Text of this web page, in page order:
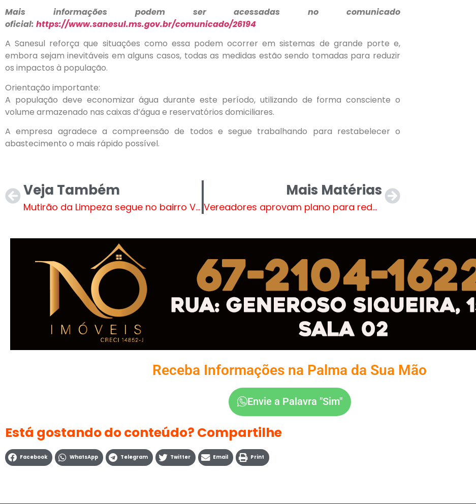
Mais informações podem ser acessadas no comunicado
oficial: https://www.sanesul.ms.gov.br/comunicado/26194
A Sanesul reforça que situações como essa podem ocorrer em sistemas de grande porte e,
embora sejam inevitáveis em alguns casos, todas as medidas estão sendo tomadas para reduzir
os impactos à população.
Orientação importante:
A população deve economizar água durante este período, utilizando de forma consciente o
volume armazenado nas caixas d’água e reservatórios domiciliares.
A empresa agradece a compreensão de todos e segue trabalhando para restabelecer o
abastecimento o mais rápido possível.
Veja Também
Mutirão da Limpeza segue no bairro Vila Alegre até o dia 11 de maio
Mais Matérias
Vereadores aprovam plano para reduzir déficit previdenciário e lei de proteção às abelhas
Receba Informações na Palma da Sua Mão
Envie a Palavra "Sim"
Está gostando do conteúdo? Compartilhe
Facebook WhatsApp Telegram Twitter Email Print